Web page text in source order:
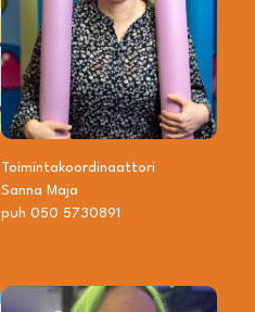
Toiminta­­koordinaattori
Sanna Maja
puh 050 5730891